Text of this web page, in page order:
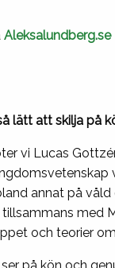
Aleksalundberg.se
lätt att skilja på
vi Lucas
annat på
tillsammans med
och teorier